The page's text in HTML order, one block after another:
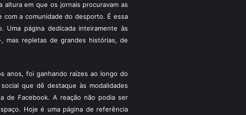
em que os jornais procuravam as
com a comunidade do desporto. É essa
página dedicada inteiramente às
mas repletas de grandes histórias, de
anos, foi ganhando raízes ao longo do
que dê destaque às modalidades
de Facebook. A reação não podia ser
Hoje é uma página de referência